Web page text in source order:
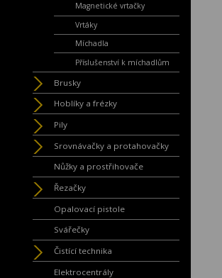
Magnetické vrtačky
Vrtáky
Míchadla
Příslušenství k míchadlům
Brusky
Hoblíky a frézky
Pily
Srovnávačky a protahovačky
Nůžky a prostřihovače
Řezačky
Opalovací pistole
Svářečky
Čistící technika
Elektrocentrály